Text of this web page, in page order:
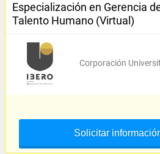
Especialización en Gerencia
Talento Humano (Virtual)
Corporación
Solicitar